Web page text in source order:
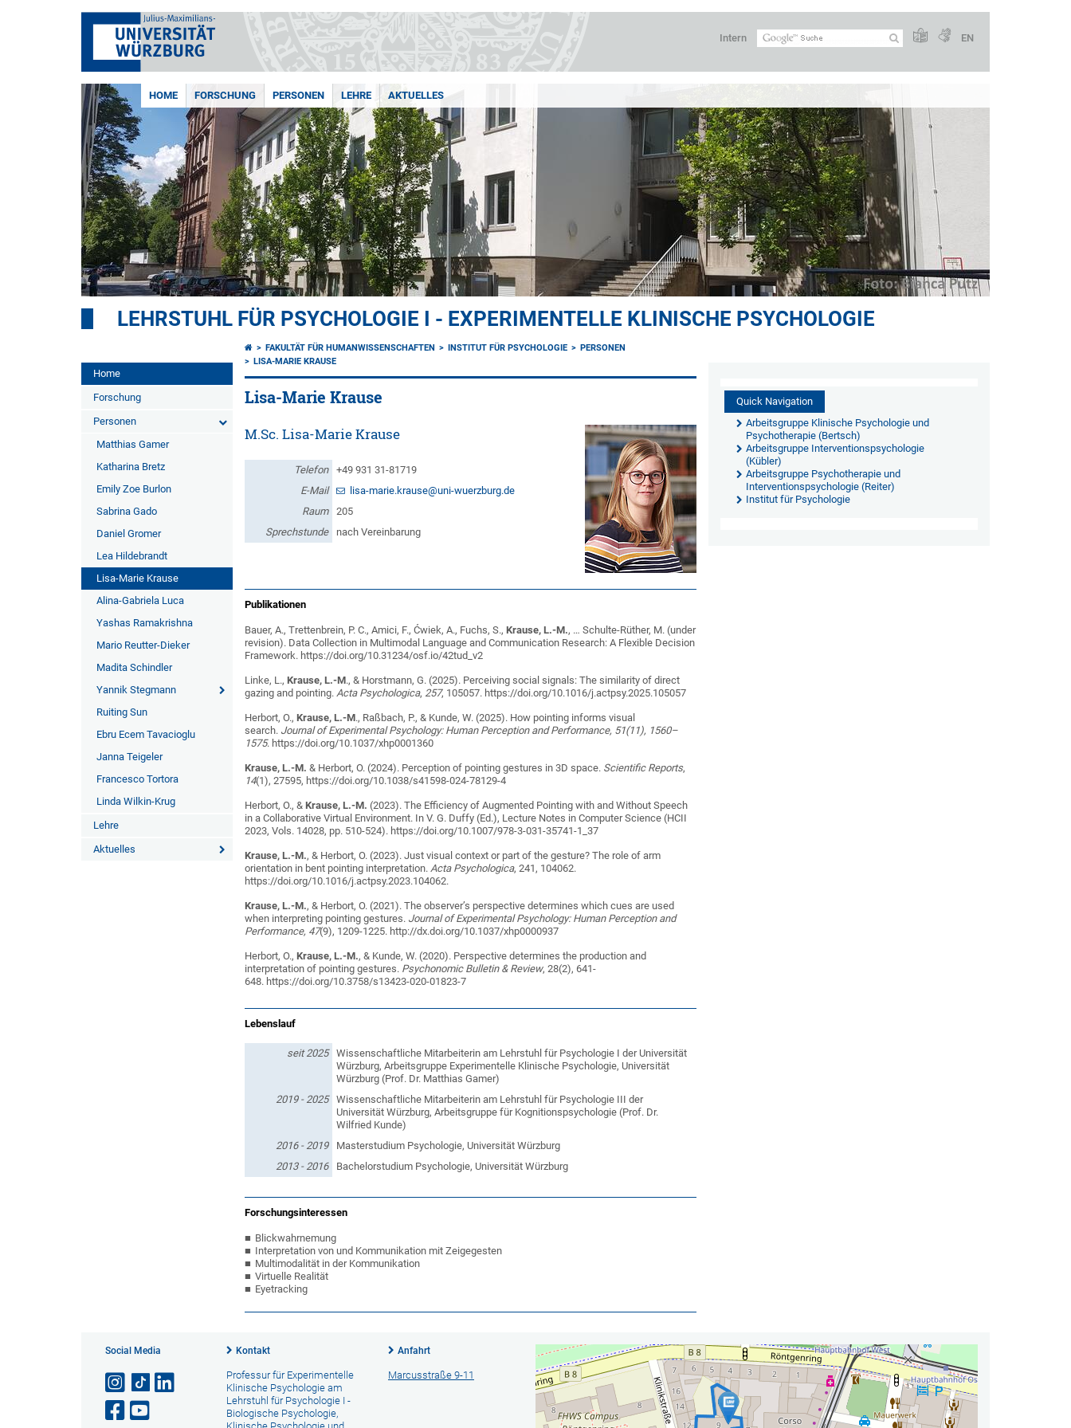
Intern EN
HOME FORSCHUNG PERSONEN LEHRE AKTUELLES
LEHRSTUHL FÜR PSYCHOLOGIE I - EXPERIMENTELLE KLINISCHE PSYCHOLOGIE
Home
Forschung
Personen
Matthias Gamer
Katharina Bretz
Emily Zoe Burlon
Sabrina Gado
Daniel Gromer
Lea Hildebrandt
Lisa-Marie Krause
Alina-Gabriela Luca
Yashas Ramakrishna
Mario Reutter-Dieker
Madita Schindler
Yannik Stegmann
Ruiting Sun
Ebru Ecem Tavacioglu
Janna Teigeler
Francesco Tortora
Linda Wilkin-Krug
Lehre
Aktuelles
FAKULTÄT FÜR HUMANWISSENSCHAFTEN INSTITUT FÜR PSYCHOLOGIE
PERSONEN
LISA-MARIE KRAUSE
Lisa-Marie Krause
M.Sc. Lisa-Marie Krause
Telefon
+49 931 31-81719
E-Mail
lisa-marie.krause@uni-wuerzburg.de
Raum
205
Sprechstunde
nach Vereinbarung
Publikationen
Bauer, A., Trettenbrein, P. C., Amici, F., Ćwiek, A., Fuchs, S.,Krause, L.-M., … Schulte-Rüther, M. (under
revision). Data Collection in Multimodal Language and Communication Research: A Flexible Decision
Framework. https://doi.org/10.31234/osf.io/42tud_v2
Linke, L.,Krause, L.-M., & Horstmann, G. (2025). Perceiving social signals: The similarity of direct
gazing and pointing.Acta Psychologica, 257, 105057. https://doi.org/10.1016/j.actpsy.2025.105057
Herbort, O.,Krause, L.-M., Raßbach, P., & Kunde, W. (2025). How pointing informs visual
search. Journal of Experimental Psychology: Human Perception and Performance, 51(11), 1560–
1575. https://doi.org/10.1037/xhp0001360
Krause, L.-M.& Herbort, O. (2024). Perception of pointing gestures in 3D space. Scientific Reports,
14(1), 27595, https://doi.org/10.1038/s41598-024-78129-4
Herbort, O., &Krause, L.-M. (2023). The Efficiency of Augmented Pointing with and Without Speech
in a Collaborative Virtual Environment. In V. G. Duffy (Ed.), Lecture Notes in Computer Science (HCII
2023, Vols. 14028, pp. 510-524). https://doi.org/10.1007/978-3-031-35741-1_37
Krause, L.-M., & Herbort, O. (2023). Just visual context or part of the gesture? The role of arm
orientation in bent pointing interpretation.Acta Psychologica, 241, 104062.
https://doi.org/10.1016/j.actpsy.2023.104062.
Krause, L.-M., & Herbort, O. (2021). The observer’s perspective determines which cues are used
when interpreting pointing gestures. Journal of Experimental Psychology: Human Perception and
Performance, 47(9), 1209-1225. http://dx.doi.org/10.1037/xhp0000937
Herbort, O.,Krause, L.-M., & Kunde, W. (2020). Perspective determines the production and
interpretation of pointing gestures. Psychonomic Bulletin & Review, 28(2), 641-
648. https://doi.org/10.3758/s13423-020-01823-7
Lebenslauf
seit 2025
Wissenschaftliche Mitarbeiterin am Lehrstuhl für Psychologie I der Universität
Würzburg, Arbeitsgruppe Experimentelle Klinische Psychologie, Universität
Würzburg (Prof. Dr. Matthias Gamer)
2019 - 2025
Wissenschaftliche Mitarbeiterinam Lehrstuhl für Psychologie III der
Universität Würzburg, Arbeitsgruppe für Kognitionspsychologie (Prof. Dr.
Wilfried Kunde)
2016 - 2019
Masterstudium Psychologie, Universität Würzburg
2013 - 2016
Bachelorstudium Psychologie, Universität Würzburg
Forschungsinteressen
Blickwahrnemung
Interpretation von und Kommunikation mit Zeigegesten
Multimodalität in der Kommunikation
Virtuelle Realität
Eyetracking
Quick Navigation
Arbeitsgruppe Klinische Psychologie und
Psychotherapie (Bertsch)
Arbeitsgruppe Interventionspsychologie
(Kübler)
Arbeitsgruppe Psychotherapie und
Interventionspsychologie (Reiter)
Institut für Psychologie
Social Media Kontakt
Professur für Experimentelle
Klinische Psychologie am
Lehrstuhl für Psychologie I -
Biologische Psychologie,
Anfahrt
Marcusstraße 9-11